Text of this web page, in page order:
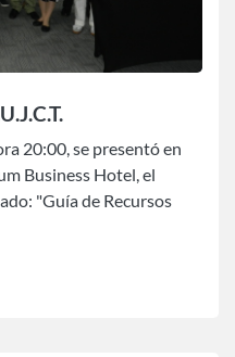
20:00, se presentó en
Business Hotel, el
"Guía de Recursos